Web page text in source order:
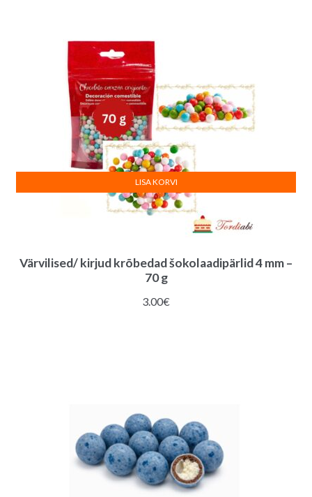
Värvilised/ kirjud krõbedad šokolaadipärlid 4 mm –
70 g
3.00€
LISA KORVI